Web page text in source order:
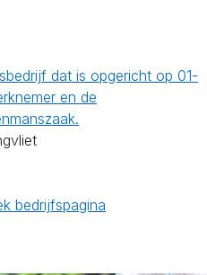
dat is opgericht op 01-
en de
bedrijfspagina